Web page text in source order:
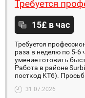
Требуется
15£ в час
Требуется
раза в неделю по 5-6
умение готовить
Работа в районе
посткод KT6).
31.07.2026